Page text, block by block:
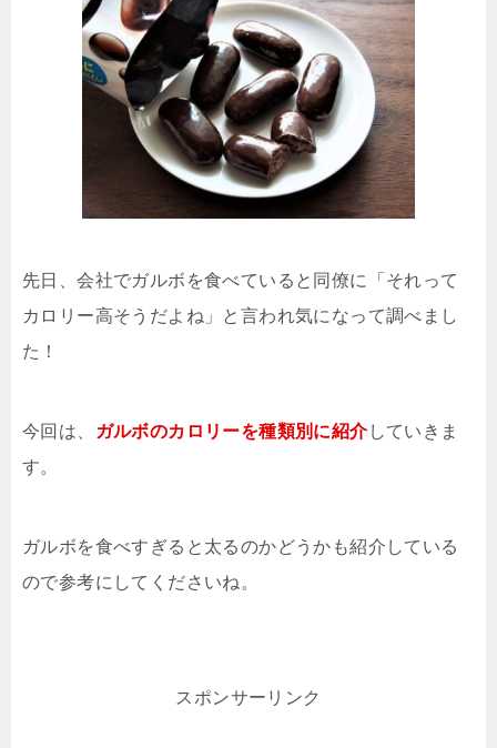
先日、会社でガルボを食べていると同僚に「それって
カロリー高そうだよね」と言われ気になって調べまし
た！
今回は、 ガルボのカロリーを種類別に紹介していきま
す。
ガルボを食べすぎると太るのかどうかも紹介している
ので参考にしてくださいね。
スポンサーリンク